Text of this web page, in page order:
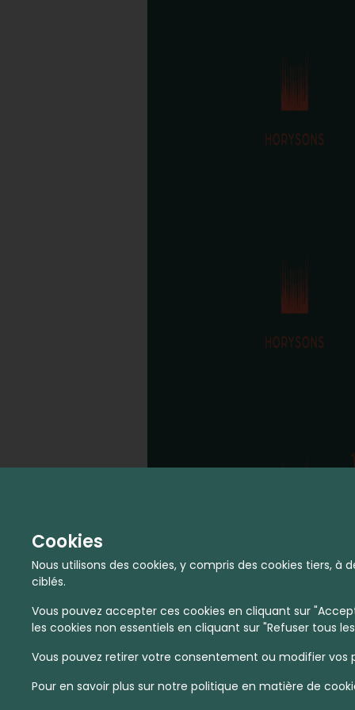
Cookies
Nous utilisons des cookies, y compris des cookies tiers,
ciblés.
Vous pouvez accepter ces cookies en cliquant sur
les cookies non essentiels en cliquant sur "Refuser tous
Vous pouvez retirer votre consentement ou modifier
Pour en savoir plus sur notre politique en matière de